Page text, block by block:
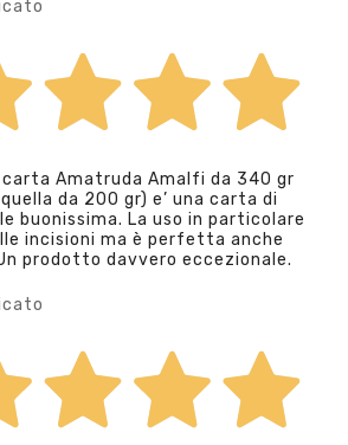
Amatruda Amalfi da 340 gr
da 200 gr) e’ una carta di
buonissima. La uso in particolare
incisioni ma è perfetta anche
prodotto davvero eccezionale.